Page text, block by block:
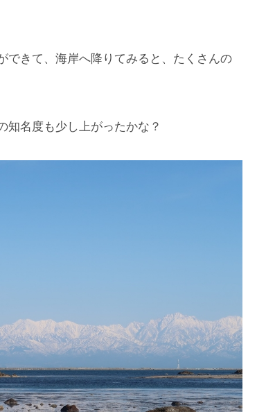
できて、海岸へ降りてみると、たくさんの
知名度も少し上がったかな？